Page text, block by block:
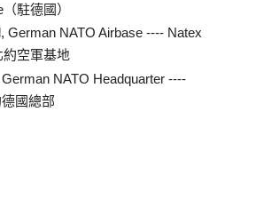
駐德國）
German NATO Airbase ---- Natex
約空軍基地
NATO Headquarter ----
國總部